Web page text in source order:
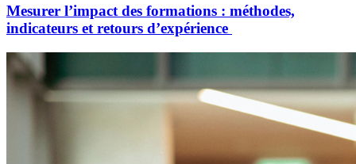
Mesurer l’impact des formations : méthodes,
indicateurs et retours d’expérience